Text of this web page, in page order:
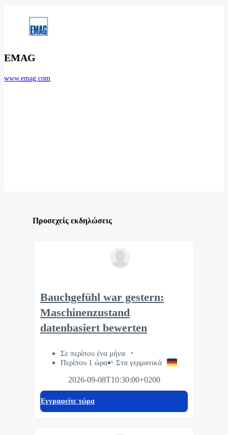
EMAG
www.emag.com
Προσεχείς εκδηλώσεις
Bauchgefühl war gestern:
Maschinenzustand
datenbasiert bewerten
Σε περίπου ένα μήνα
Περίπου 1 ώρα
Στα γερμανικά
2026-09-08T10:30:00+0200
Eγγραφείτε τώρα